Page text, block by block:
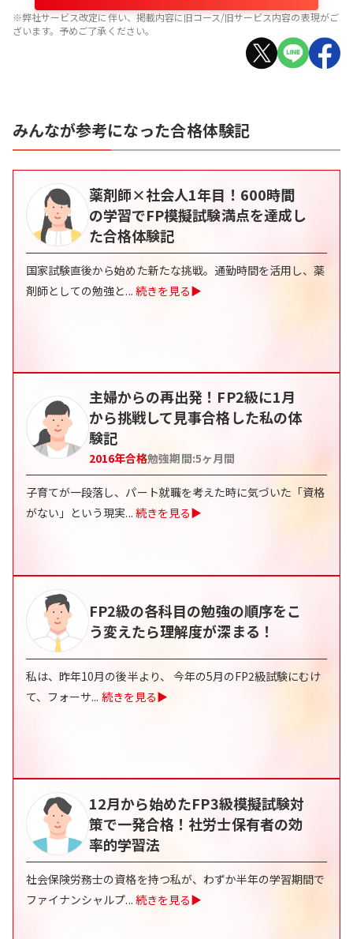
※弊社サービス改定に伴い、掲載内容に旧コース/旧サービス内容の表現がご
ざいます。予めご了承ください。
みんなが参考になった合格体験記
薬剤師×社会人1年目！600時間
の学習でFP模擬試験満点を達成し
た合格体験記
国家試験直後から始めた新たな挑戦。通勤時間を活用し、薬
剤師としての勉強と... 続きを見る▶
主婦からの再出発！FP2級に1月
から挑戦して見事合格した私の体
験記
2016年合格勉強期間:5ヶ月間
子育てが一段落し、パート就職を考えた時に気づいた「資格
がない」という現実... 続きを見る▶
FP2級の各科目の勉強の順序をこ
う変えたら理解度が深まる！
私は、昨年10月の後半より、 今年の5月のFP2級試験にむけ
て、フォーサ... 続きを見る▶
12月から始めたFP3級模擬試験対
策で一発合格！社労士保有者の効
率的学習法
社会保険労務士の資格を持つ私が、わずか半年の学習期間で
ファイナンシャルプ... 続きを見る▶